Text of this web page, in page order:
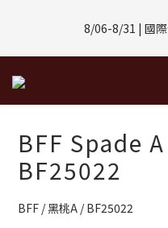
(數量
8/06-8/31 | 國
8/08-8/10 | 全館
8/01-8/31 | 任選2件CUBOX
(數量
BFF Spade
BF25022
BFF / 黑桃A / BF25022